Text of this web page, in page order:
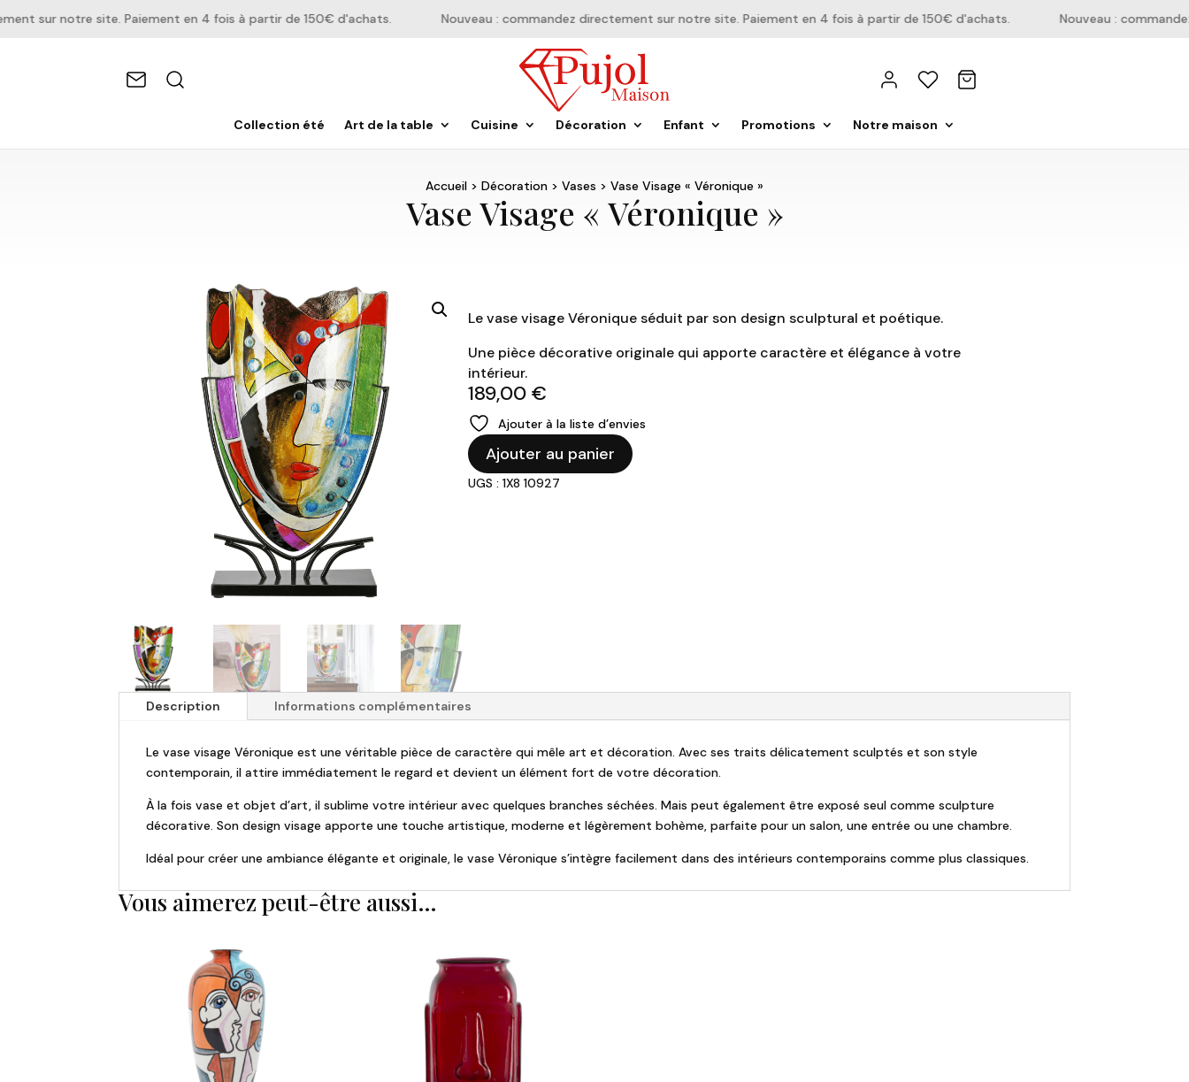
sur notre site. Paiement en 4 fois à partir de 150€ d'achats. Nouveau : commandez directement sur notre site. Paiement en 4 fois à partir de 150€ d'achats. Nouveau :
Collection été Art de la table Cuisine Décoration Enfant Promotions Notre maison
Accueil > Décoration > Vases > Vase Visage « Véronique »
Vase Visage « Véronique »
Le vase visage Véronique séduit par son design sculptural et poétique.
Une pièce décorative originale qui apporte caractère et élégance à votre
intérieur.
189,00 €
Ajouter à la liste d’envies
quantité
de
Vase
Ajouter au panier
UGS : 1X8 10927
Description Informations complémentaires
Le vase visage Véronique est une véritable pièce de caractère qui mêle art et décoration. Avec ses traits délicatement sculptés et son style
contemporain, il attire immédiatement le regard et devient un élément fort de votre décoration.
À la fois vase et objet d’art, il sublime votre intérieur avec quelques branches séchées. Mais peut également être exposé seul comme sculpture
décorative. Son design visage apporte une touche artistique, moderne et légèrement bohème, parfaite pour un salon, une entrée ou une chambre.
Idéal pour créer une ambiance élégante et originale, le vase Véronique s’intègre facilement dans des intérieurs contemporains comme plus classiques.
Vous aimerez peut-être aussi…